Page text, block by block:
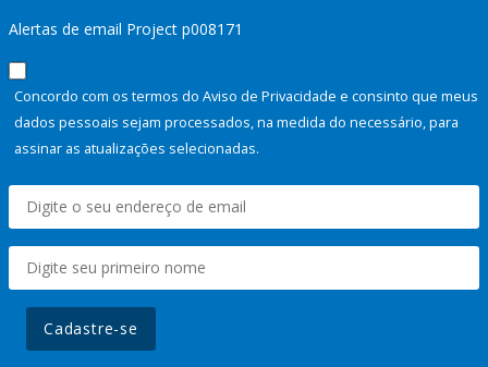
Alertas de email Project p008171
Concordo com os termos do Aviso de Privacidade e consinto que meus
dados pessoais sejam processados, na medida do necessário, para
assinar as atualizações selecionadas.
Cadastre-se